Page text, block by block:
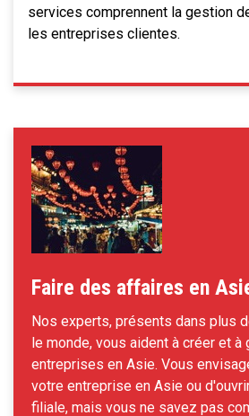
services comprennent la gestion
les entreprises clientes.
Faire des affaires en
Nos experts, présents dans plus
le monde, vous aident à créer et à
entreprises en Asie. Vous
votre entreprise en Asie ou
filiale, mais vous ne savez pas